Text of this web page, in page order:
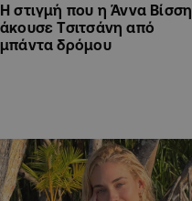
H στιγμή που η Άννα Βίσση
άκουσε Τσιτσάνη από
μπάντα δρόμου